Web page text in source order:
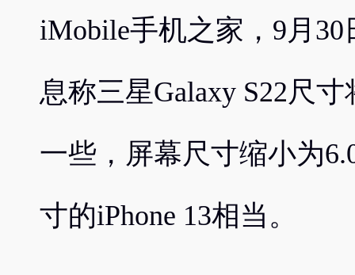
iMobile手机之家，9月
息称三星Galaxy S22尺
一些，屏幕尺寸缩小为
寸的iPhone 13相当。